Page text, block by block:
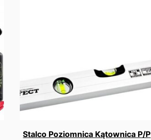
Stalco Poziomnica Kątownica P/P